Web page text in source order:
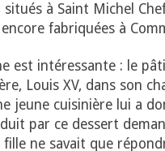
situés à Saint Michel
fabriquées à
est intéressante : le
Louis XV, dans son
jeune cuisinière lui a
par ce dessert
ne savait que